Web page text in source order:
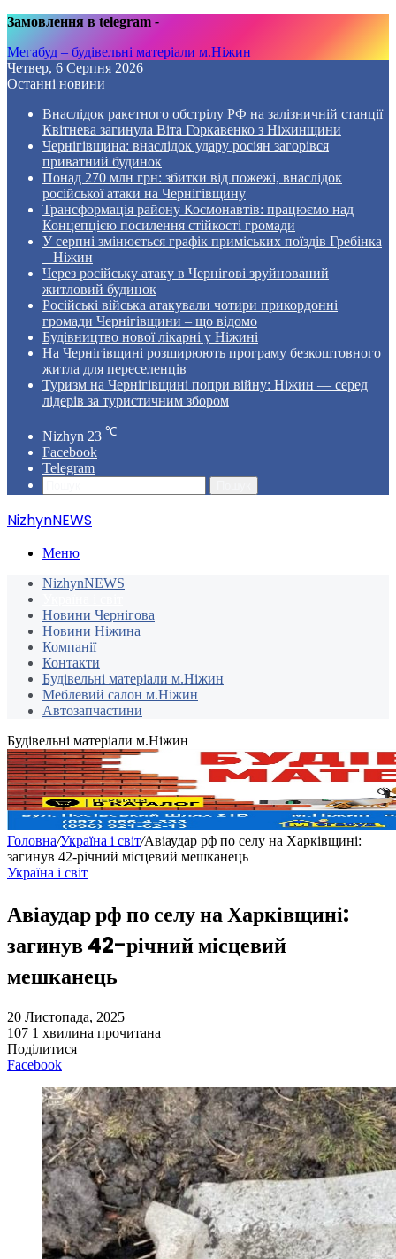
Замовлення в telegram -
Мегабуд – будівельні матеріали м.Ніжин
Четвер, 6 Серпня 2026
Останні новини
Внаслідок ракетного обстрілу РФ на залізничній станції
Квітнева загинула Віта Горкавенко з Ніжинщини
Чернігівщина: внаслідок удару росіян загорівся
приватний будинок
Понад 270 млн грн: збитки від пожежі, внаслідок
російської атаки на Чернігівщину
Трансформація району Космонавтів: працюємо над
Концепцією посилення стійкості громади
У серпні змінюється графік приміських поїздів Гребінка
– Ніжин
Через російську атаку в Чернігові зруйнований
житловий будинок
Російські війська атакували чотири прикордонні
громади Чернігівщини – що відомо
Будівництво нової лікарні у Ніжині
На Чернігівщині розширюють програму безкоштовного
житла для переселенців
Туризм на Чернігівщині попри війну: Ніжин — серед
лідерів за туристичним збором
Nizhyn 23 ℃
Facebook
Telegram
NizhynNEWS
Меню
NizhynNEWS
Новини Чернігова
Новини Ніжина
Компанії
Контакти
Будівельні матеріали м.Ніжин
Меблевий салон м.Ніжин
Автозапчастини
Будівельні матеріали м.Ніжин
Головна/Україна і світ/Авіаудар рф по селу на Харківщині:
загинув 42-річний місцевий мешканець
Україна і світ
Авіаудар рф по селу на Харківщині:
загинув 42-річний місцевий
мешканець
20 Листопада, 2025
107 1 хвилина прочитана
Поділитися
Facebook